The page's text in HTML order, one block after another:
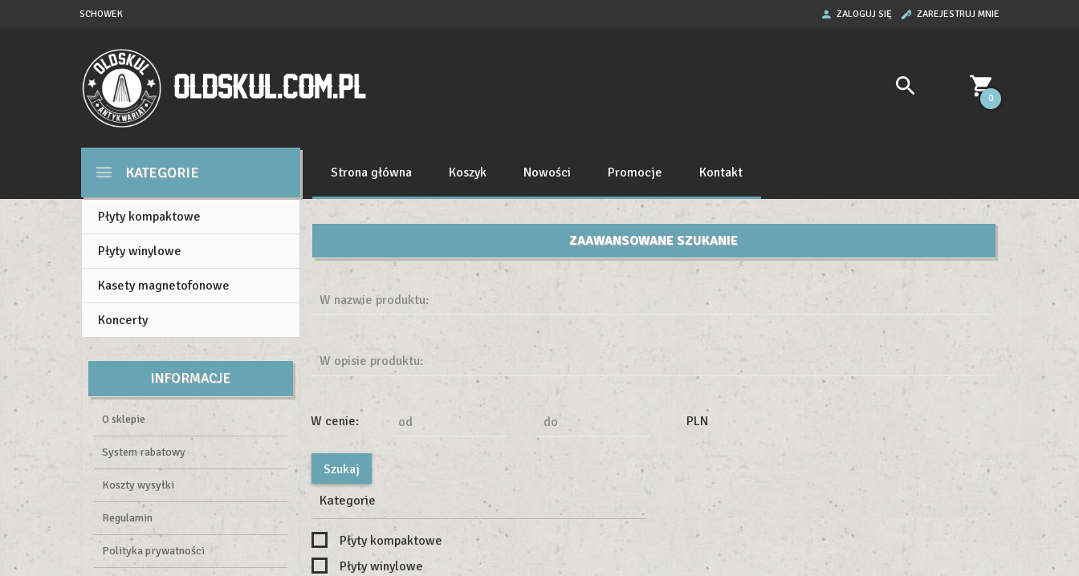
SCHOWEK ZALOGUJ SIĘ ZAREJESTRUJ MNIE
0
KATEGORIE Strona główna Koszyk Nowości Promocje Kontakt
Płyty kompaktowe
Płyty winylowe
Kasety magnetofonowe
Koncerty
INFORMACJE
O sklepie
System rabatowy
Koszty wysyłki
Regulamin
Polityka prywatności
ZAAWANSOWANE SZUKANIE
W nazwie produktu:
W opisie produktu:
W cenie: od do PLN
Kategorie
Płyty kompaktowe
Płyty winylowe